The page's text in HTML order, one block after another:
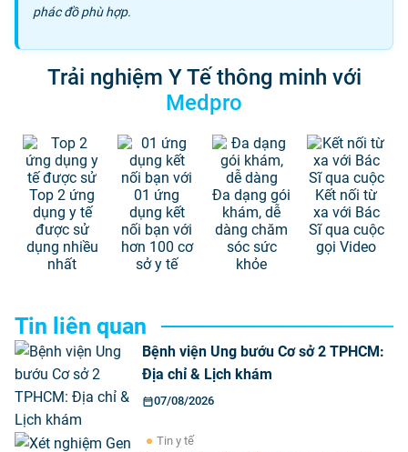
phác đồ phù hợp.
Trải nghiệm Y Tế thông minh với
Medpro
Top 2 ứng
dụng y tế
được sử
dụng nhiều
nhất
01 ứng
dụng kết
nối bạn với
hơn 100 cơ
sở y tế
Đa dạng gói
khám, dễ
dàng chăm
sóc sức
khỏe
Kết nối từ
xa với Bác
Sĩ qua cuộc
gọi Video
Tin liên quan
Bệnh viện Ung bướu Cơ sở 2 TPHCM:
Địa chỉ & Lịch khám
07/08/2026
Tin y tế